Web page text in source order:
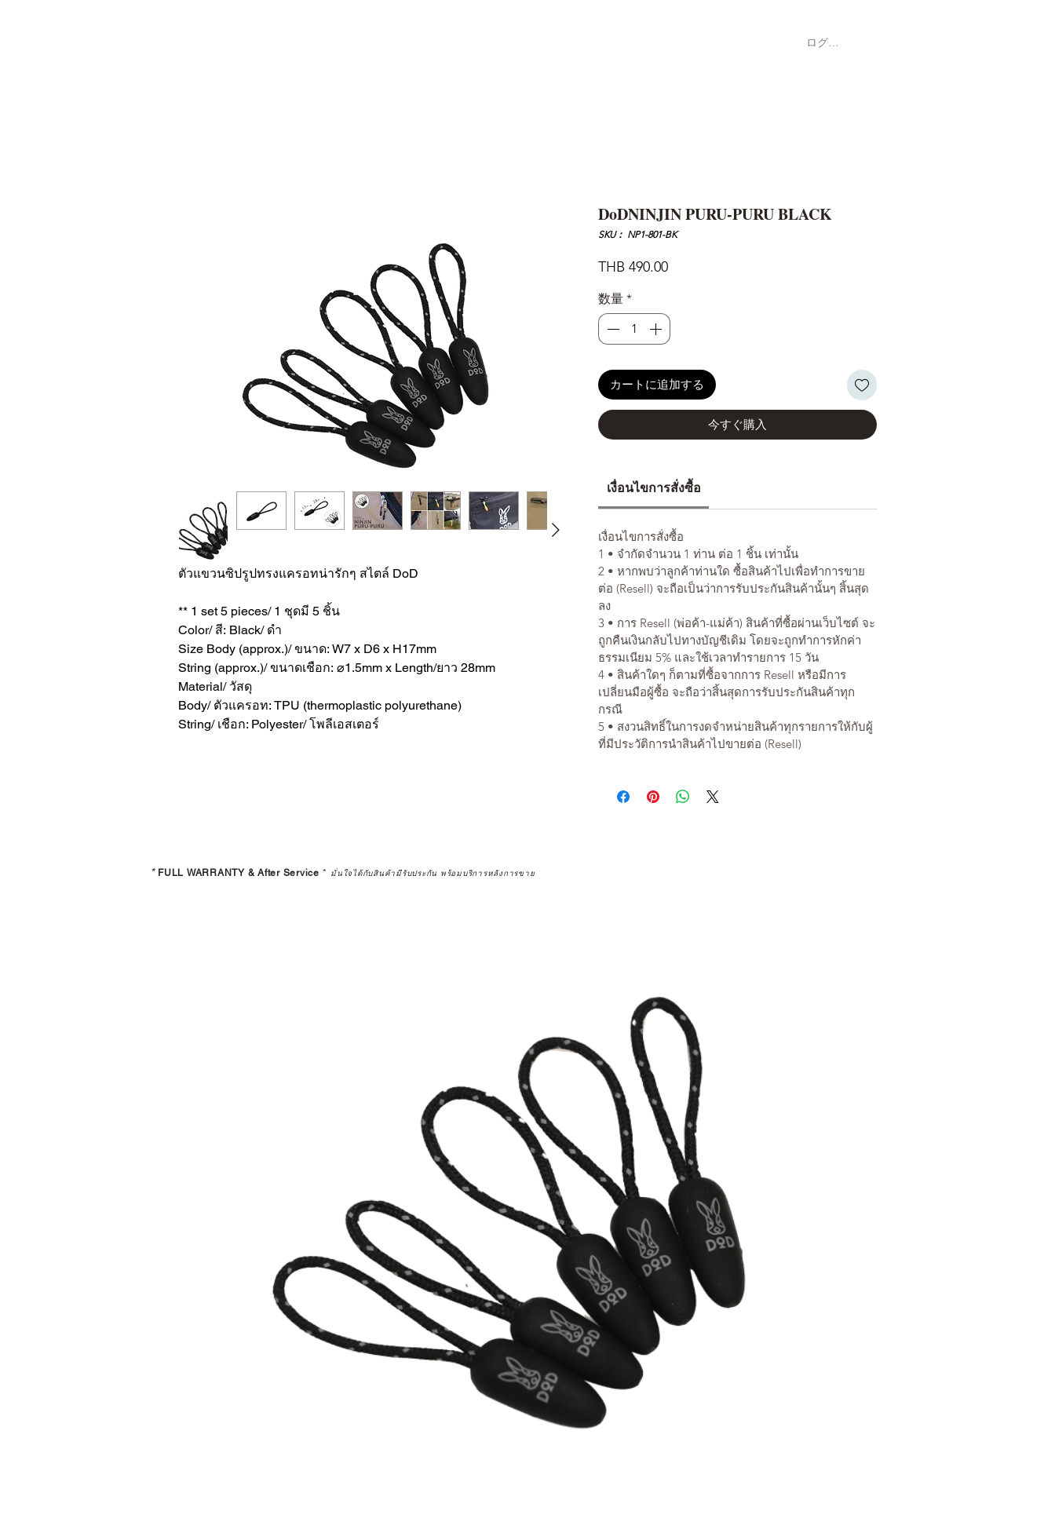
ログイン
ตัวแขวนซิปรูปทรงแครอทน่ารักๆ สไตล์ DoD
** 1 set 5 pieces/ 1 ชุดมี 5 ชิ้น
Color/ สี: Black/ ดำ
Size Body (approx.)/ ขนาด: W7 x D6 x H17mm
String (approx.)/ ขนาดเชือก: ⌀1.5mm x Length/ยาว 28mm
Material/ วัสดุ
Body/ ตัวแครอท: TPU (thermoplastic polyurethane)
String/ เชือก: Polyester/ โพลีเอสเตอร์
DoDNINJIN PURU-PURU BLACK
SKU： NP1-801-BK
THB 490.00価
数量 *
カートに追加する
今すぐ購入
เงื่อนไขการสั่งซื้อ
เงื่อนไขการสั่งซื้อ
1 • จำกัดจำนวน 1 ท่าน ต่อ 1 ชิ้น เท่านั้น
2 • หากพบว่าลูกค้าท่านใด ซื้อสินค้าไปเพื่อทำการขาย
ต่อ (Resell) จะถือเป็นว่าการรับประกันสินค้านั้นๆ สิ้นสุด
ลง
3 • การ Resell (พ่อค้า-แม่ค้า) สินค้าที่ซื้อผ่านเว็บไซต์ จะ
ถูกคืนเงินกลับไปทางบัญชีเดิม โดยจะถูกทำการหักค่า
ธรรมเนียม 5% และใช้เวลาทำรายการ 15 วัน
4 • สินค้าใดๆ ก็ตามที่ซื้อจากการ Resell หรือมีการ
เปลี่ยนมือผู้ซื้อ จะถือว่าสิ้นสุดการรับประกันสินค้าทุก
กรณี
5 • สงวนสิทธิ์ในการงดจำหน่ายสินค้าทุกรายการให้กับผู้
ที่มีประวัติการนำสินค้าไปขายต่อ (Resell)
* FULL WARRANTY & After Service * มั่นใจได้กับสินค้ามีรับประกัน พร้อมบริการหลังการขาย